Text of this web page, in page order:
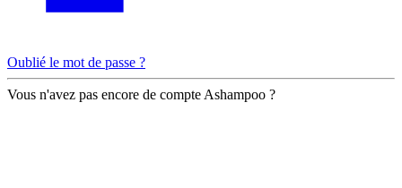
Oublié le mot de passe ?
Vous n'avez pas encore de compte Ashampoo ?